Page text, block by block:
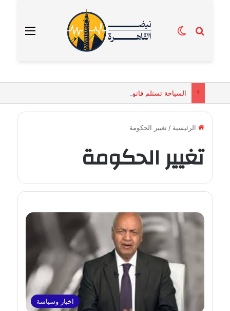
القائمة بحث عنالوضع المظلم
الرئيسية / تغيير الحكومة
تغيير الحكومة
اخبار وسياسة